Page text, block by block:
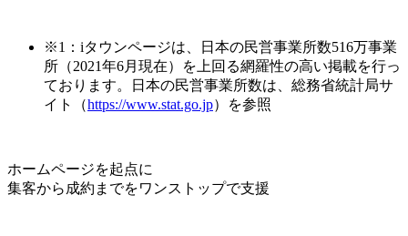
※1：iタウンページは、日本の民営事業所数516万事業
所（2021年6月現在）を上回る網羅性の高い掲載を行っ
ております。日本の民営事業所数は、総務省統計局サ
イト（https://www.stat.go.jp）を参照
ホームページを起点に
集客から成約までをワンストップで支援